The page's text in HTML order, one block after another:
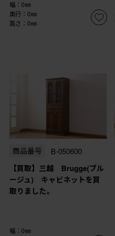
幅：0㎜
奥行：0㎜
高さ：0㎜
商品番号 B-050600
【買取】三越 Brugge(ブル
ージュ) キャビネットを買
取りました。
幅：0㎜